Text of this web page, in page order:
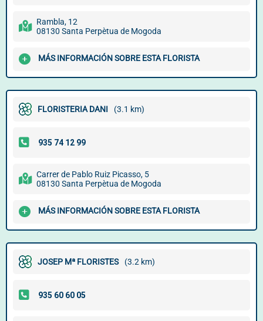
Rambla, 12
08130 Santa Perpètua de Mogoda
MÁS INFORMACIÓN SOBRE ESTA FLORISTA
FLORISTERIA DANI (3.1 km)
Carrer de Pablo Ruiz Picasso, 5
08130 Santa Perpètua de Mogoda
MÁS INFORMACIÓN SOBRE ESTA FLORISTA
JOSEP Mª FLORISTES (3.2 km)